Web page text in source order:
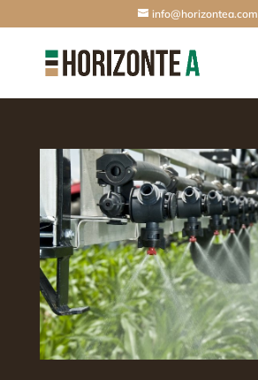
info@horizontea.com